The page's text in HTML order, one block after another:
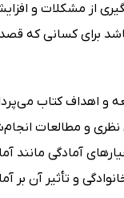
از مشکلات و
برای کسانی که
و اهداف کتاب
نظری و مطالعات
آمادگی مانند
و تأثیر آن بر